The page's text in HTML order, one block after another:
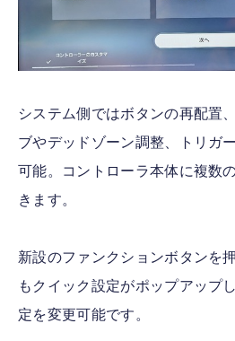
システム側ではボタンの再配置
ブやデッドゾーン調整、トリガ
可能。コントローラ本体に複数
きます。
新設のファンクションボタンを
もクイック設定がポップアップ
定を変更可能です。